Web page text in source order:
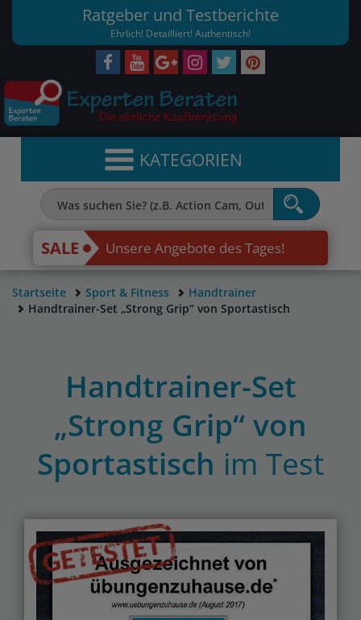
Ratgeber und Testberichte
Ehrlich! Detailliert! Authentisch!
KATEGORIEN
SALE Unsere Angebote des Tages!
Startseite Sport & Fitness
Handtrainer
Handtrainer-Set „Strong Grip“ von Sportastisch
Handtrainer-Set
„Strong Grip“ von
Sportastisch im Test